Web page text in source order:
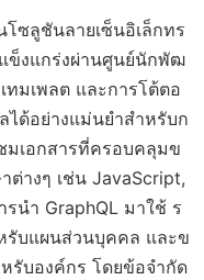
โซลูชันลายเซ็นอิเล็กทร
ข็งแกร่งผ่านศูนย์นักพัฒ
ทมเพลต และการโต้ตอ
ด้อย่างแม่นยำสำหรับก
มเอกสารที่ครอบคลุมข
ต่างๆ เช่น JavaScript,
นำ GraphQL มาใช้ ร
รับแผนส่วนบุคคล และข
รับองค์กร โดยข้อจำกัด